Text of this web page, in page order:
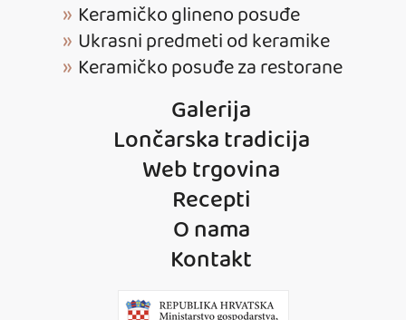
Keramičko glineno posuđe
Ukrasni predmeti od keramike
Keramičko posuđe za restorane
Galerija
Lončarska tradicija
Web trgovina
Recepti
O nama
Kontakt